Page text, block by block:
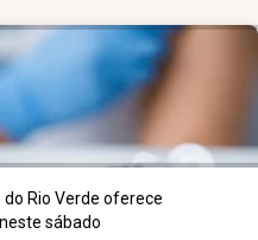
Rio Verde oferece
sábado